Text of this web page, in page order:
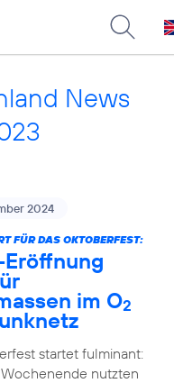
News
2024
FÜR DAS OKTOBERFEST:
im O2
startet fulminant:
nutzten